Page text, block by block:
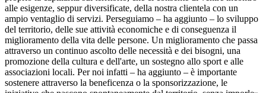
alle esigenze, seppur diversificate, della nostra clientela con un
ampio ventaglio di servizi. Perseguiamo – ha aggiunto – lo sviluppo
del territorio, delle sue attività economiche e di conseguenza il
miglioramento della vita delle persone. Un miglioramento che passa
attraverso un continuo ascolto delle necessità e dei bisogni, una
promozione della cultura e dell'arte, un sostegno allo sport e alle
associazioni locali. Per noi infatti – ha aggiunto – è importante
sostenere attraverso la beneficenza o la sponsorizzazione, le